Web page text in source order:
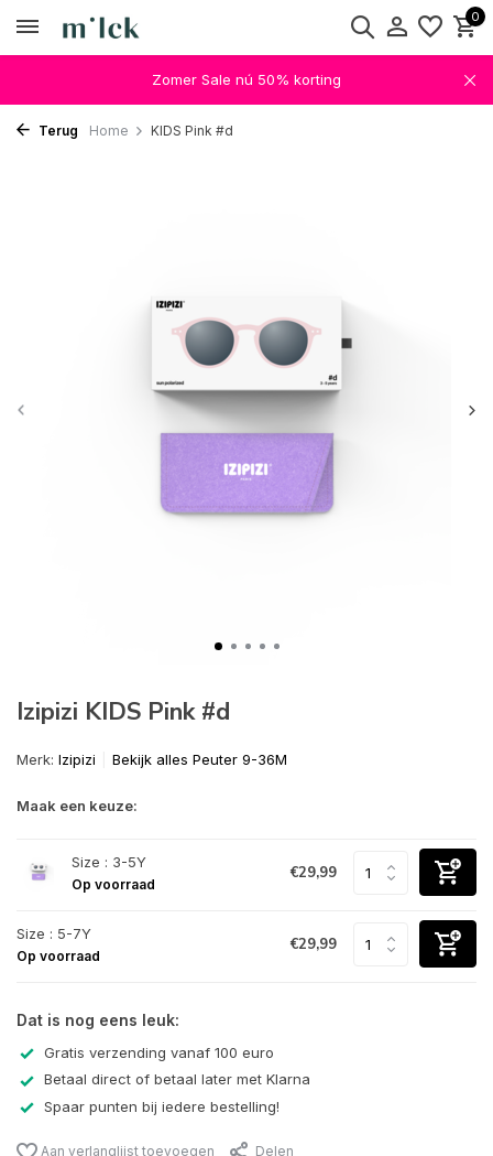
0
Zomer Sale nú 50% korting
Terug Home KIDS Pink #d
Izipizi KIDS Pink #d
Merk: Izipizi Bekijk alles Peuter 9-36M
Maak een keuze:
Size : 3-5Y
Op voorraad
€29,99
Size : 5-7Y
Op voorraad
€29,99
Dat is nog eens leuk:
Gratis verzending vanaf 100 euro
Betaal direct of betaal later met Klarna
Spaar punten bij iedere bestelling!
Aan verlanglijst toevoegen Delen